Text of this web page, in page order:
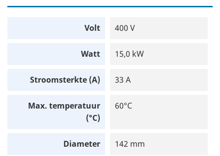
Volt 400 V
Watt 15,0 kW
Stroomsterkte (A) 33 A
Max. temperatuur
(°C)
60°C
Diameter 142 mm